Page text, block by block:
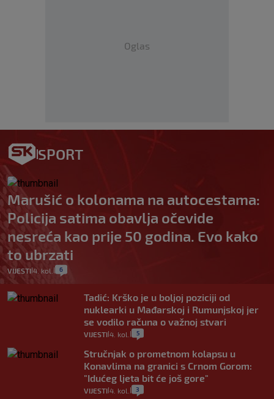
Oglas
SPORT
Marušić o kolonama na autocestama:
Policija satima obavlja očevide
nesreća kao prije 50 godina. Evo kako
to ubrzati
VIJESTI 4. kol. 6
Tadić: Krško je u boljoj poziciji od
nuklearki u Mađarskoj i Rumunjskoj jer
se vodilo računa o važnoj stvari
VIJESTI 4. kol. 5
Stručnjak o prometnom kolapsu u
Konavlima na granici s Crnom Gorom:
"Idućeg ljeta bit će još gore"
VIJESTI 4. kol. 3